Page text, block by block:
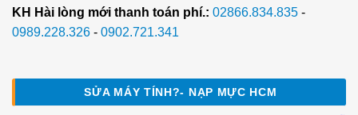
KH Hài lòng mới thanh toán phí.: 02866.834.835 -
0989.228.326 - 0902.721.341
SỬA MÁY TÍNH?- NẠP MỰC HCM